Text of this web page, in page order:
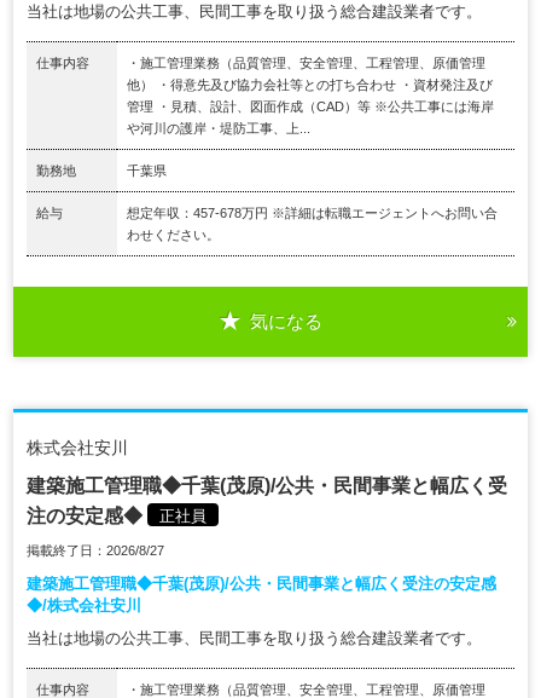
当社は地場の公共工事、民間工事を取り扱う総合建設業者です。
仕事内容
・施工管理業務（品質管理、安全管理、工程管理、原価管理
他） ・得意先及び協力会社等との打ち合わせ ・資材発注及び
管理 ・見積、設計、図面作成（CAD）等 ※公共工事には海岸
や河川の護岸・堤防工事、上...
勤務地 千葉県
給与
想定年収：457-678万円 ※詳細は転職エージェントへお問い合
わせください。
気になる
株式会社安川
建築施工管理職◆千葉(茂原)/公共・民間事業と幅広く受
注の安定感◆
正社員
掲載終了日：2026/8/27
建築施工管理職◆千葉(茂原)/公共・民間事業と幅広く受注の安定感
◆/株式会社安川
当社は地場の公共工事、民間工事を取り扱う総合建設業者です。
仕事内容
・施工管理業務（品質管理、安全管理、工程管理、原価管理